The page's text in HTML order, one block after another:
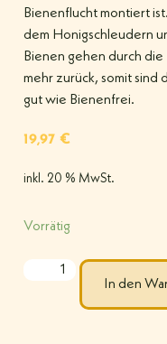
Bienenflucht montiert
dem Honigschleudern
Bienen gehen durch
mehr zurück, somit sind
gut wie Bienenfrei.
19,97 €
inkl. 20 % MwSt.
Vorrätig
In den